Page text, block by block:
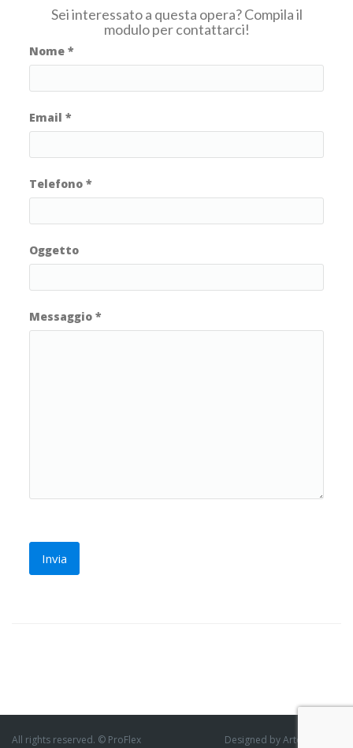
Sei interessato a questa opera? Compila il
modulo per contattarci!
Nome *
Email *
Telefono *
Oggetto
Messaggio *
All rights reserved. © ProFlex Designed by ArtofThemes